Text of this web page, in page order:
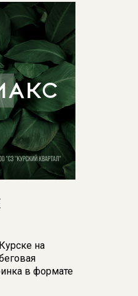
на
в формате